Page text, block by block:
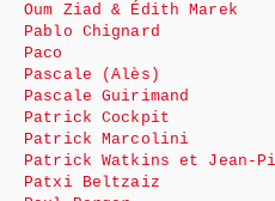
Oum Ziad & Édith Marek
Pablo Chignard
Paco
Pascale (Alès)
Pascale Guirimand
Patrick Cockpit
Patrick Marcolini
Patrick Watkins et Jean-
Patxi Beltzaiz